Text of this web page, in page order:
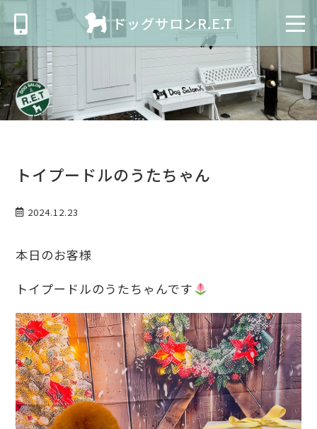
ドッグサロンR.E.T
トイプードルのうたちゃん
2024.12.23
本日のお客様
トイプードルのうたちゃんです